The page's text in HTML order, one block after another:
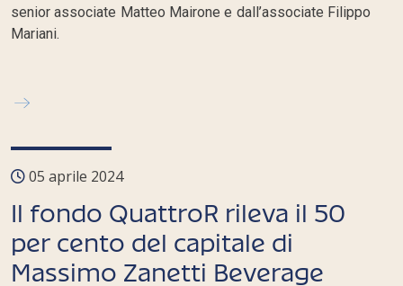
senior associate Matteo Mairone e dall’associate Filippo
Mariani.
05 aprile 2024
Il fondo QuattroR rileva il 50
per cento del capitale di
Massimo Zanetti Beverage